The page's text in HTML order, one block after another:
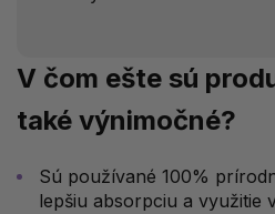
V čom ešte sú
také výnimočné?
Sú používané 100%
lepšiu absorpciu a využitie